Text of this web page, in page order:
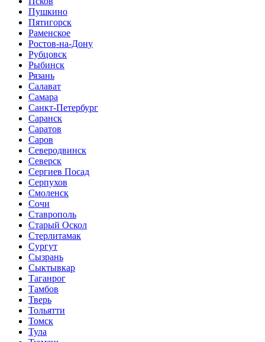
Пушкино
Пятигорск
Раменское
Ростов-на-Дону
Рубцовск
Рыбинск
Рязань
Салават
Самара
Санкт-Петербург
Саранск
Саратов
Саров
Северодвинск
Северск
Сергиев Посад
Серпухов
Смоленск
Сочи
Ставрополь
Старый Оскол
Стерлитамак
Сургут
Сызрань
Сыктывкар
Таганрог
Тамбов
Тверь
Тольятти
Томск
Тула